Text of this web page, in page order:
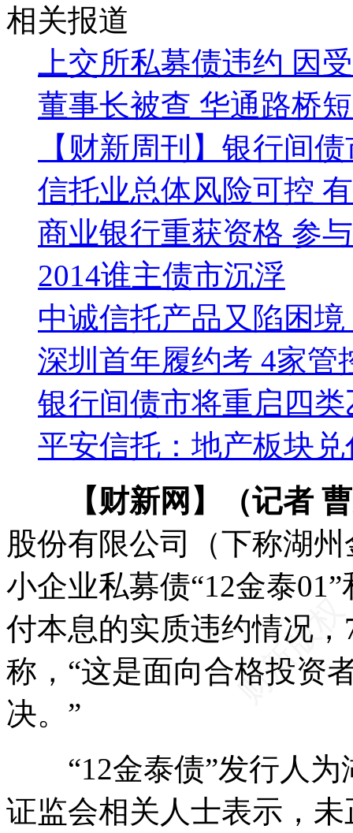
相关报道
上交所私募债违约 因
董事长被查 华通路桥
【财新周刊】银行间
信托业总体风险可控
商业银行重获资格 参
2014谁主债市沉浮
中诚信托产品又陷困
深圳首年履约考 4家管
银行间债市将重启四
平安信托：地产板块
【财新网】（记者
股份有限公司（下称湖
小企业私募债“12金泰
付本息的实质违约情况
称，“这是面向合格投资
决。”
“12金泰债”发行人为
证监会相关人士表示，